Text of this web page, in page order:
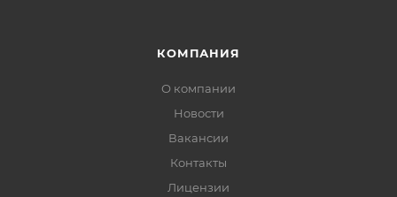
КОМПАНИЯ
О компании
Новости
Вакансии
Контакты
Лицензии